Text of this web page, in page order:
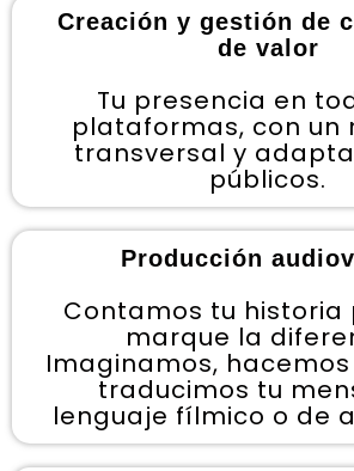
Creación y gestión de
de valor
Tu presencia en
plataformas, con un
transversal y
públicos.
Producción
Contamos tu historia
marque la
Imaginamos,
traducimos tu
lenguaje fílmico o de